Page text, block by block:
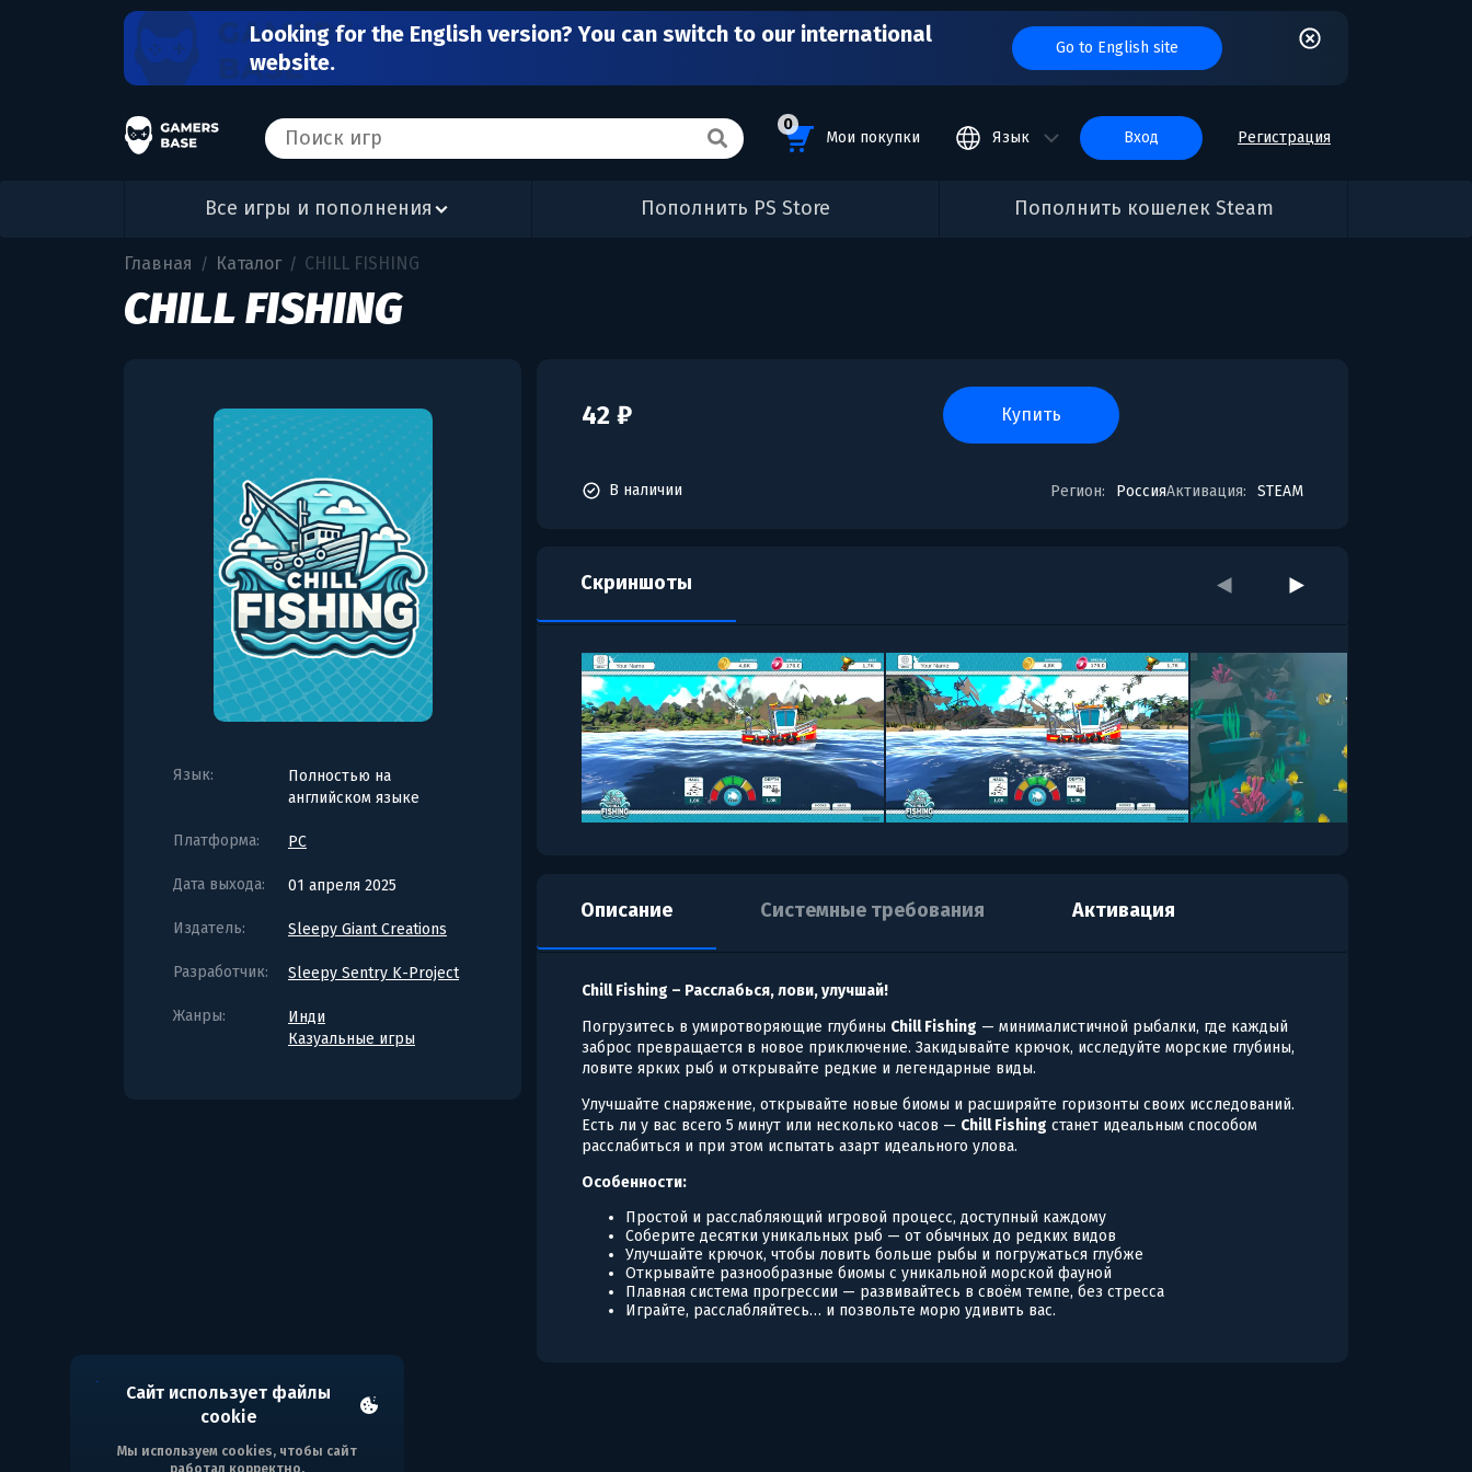
Looking for the English version? You can switch to our international
website.
Go to English site
0
Мои покупки Язык вход Регистрация
Все игры и пополнения Пополнить PS Store Пополнить кошелек Steam
Сайт использует файлы
cookie
Мы используем cookies, чтобы сайт
работал корректно.
Главная / Каталог / CHILL FISHING
CHILL FISHING
Язык:
Полностью на
английском языке
Платформа: PC
Дата выхода: 01 апреля 2025
Издатель: Sleepy Giant Creations
Разработчик: Sleepy Sentry K-Project
Жанры:
Инди
Казуальные игры
42 ₽ купить
Регион: РоссияАктивация: STEAM
В наличии
Скриншоты
Описание Системные требования Активация
Chill Fishing – Расслабься, лови, улучшай!
Погрузитесь в умиротворяющие глубины Chill Fishing — минималистичной рыбалки, где каждый
заброс превращается в новое приключение. Закидывайте крючок, исследуйте морские глубины,
ловите ярких рыб и открывайте редкие и легендарные виды.
Улучшайте снаряжение, открывайте новые биомы и расширяйте горизонты своих исследований.
Есть ли у вас всего 5 минут или несколько часов — Chill Fishing станет идеальным способом
расслабиться и при этом испытать азарт идеального улова.
Особенности:
Простой и расслабляющий игровой процесс, доступный каждому
Соберите десятки уникальных рыб — от обычных до редких видов
Улучшайте крючок, чтобы ловить больше рыбы и погружаться глубже
Открывайте разнообразные биомы с уникальной морской фауной
Плавная система прогрессии — развивайтесь в своём темпе, без стресса
Играйте, расслабляйтесь… и позвольте морю удивить вас.